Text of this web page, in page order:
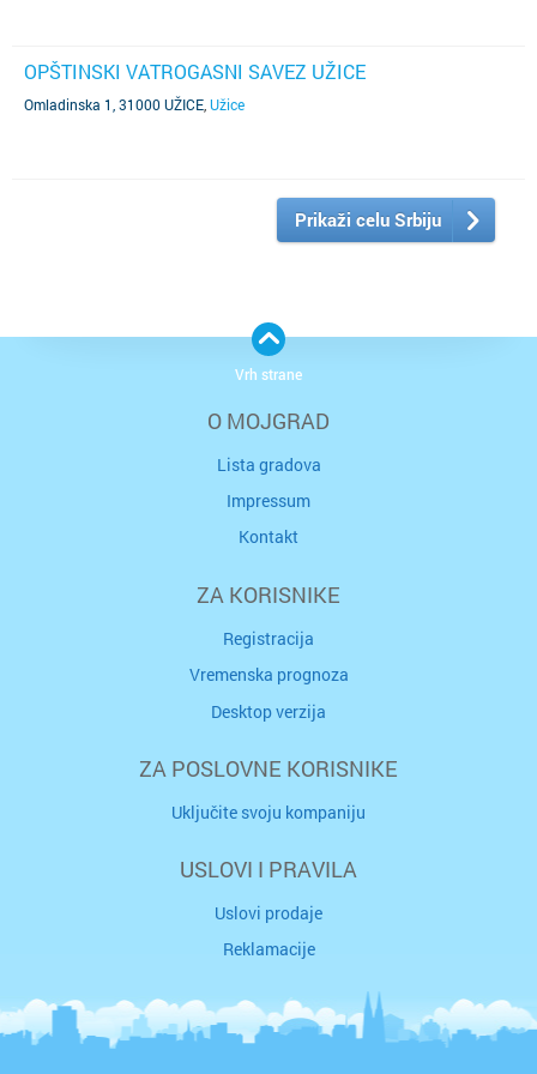
OPŠTINSKI VATROGASNI SAVEZ UŽICE
Omladinska 1, 31000 UŽICE Užice
Prikaži celu Srbiju
O MOJGRAD
Lista gradova
Impressum
Kontakt
ZA KORISNIKE
Registracija
Vremenska prognoza
Desktop verzija
ZA POSLOVNE KORISNIKE
Uključite svoju kompaniju
USLOVI I PRAVILA
Uslovi prodaje
Reklamacije
Vrh strane